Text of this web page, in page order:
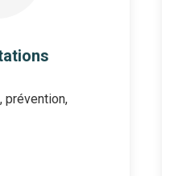
prévention,